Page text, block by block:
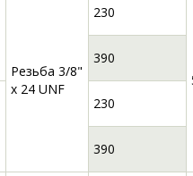
Резьба 3/8"
x 24 UNF
230
390
230
390